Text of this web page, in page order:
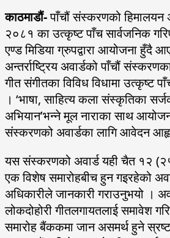
काठमाडौं-पाँचौं संस्करणको हिमालयन
२०८१ का उत्कृष्ट पाँच सार्वजनिक
एण्ड मिडिया ग्रुपद्वारा आयोजना हुँदै
अन्तर्राष्ट्रिय अवार्डको पाँचौं
गीत संगीतका विविध विधामा उत्कृष्ट
। ‘भाषा, साहित्य कला संस्कृतिका
अभियान’भन्ने मूल नाराका साथ
संस्करणको अवार्डका लागि आवेदन
यस संस्करणको अवार्ड यही चैत १२ (२५
एक विशेष समारोहबीच हुन गइरहेको
अधिकारीले जानकारी गराउनुभयो ।
लोकदोहोरी गीतलगायतलाई समावेश
समारोह बैंककमा जान असमर्थ हुने